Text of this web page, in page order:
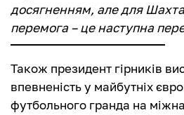
досягненням, але для
перемога – це наступна
Також президент гірників
впевненість у майбутніх
футбольного гранда на